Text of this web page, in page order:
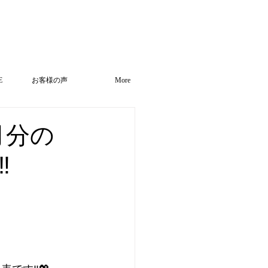
お客様の声 More
分の